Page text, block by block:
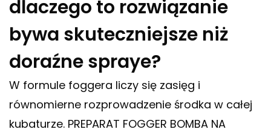
dlaczego to rozwiązanie
bywa skuteczniejsze niż
doraźne spraye?
W formule foggera liczy się zasięg i
równomierne rozprowadzenie środka w całej
kubaturze. PREPARAT FOGGER BOMBA NA